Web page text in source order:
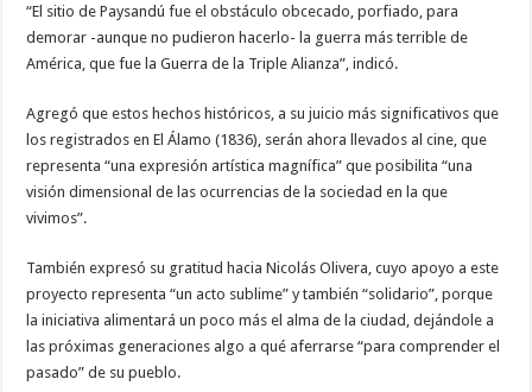
“El sitio de Paysandú fue el obstáculo obcecado, porfiado, para
demorar -aunque no pudieron hacerlo- la guerra más terrible de
América, que fue la Guerra de la Triple Alianza”, indicó.
Agregó que estos hechos históricos, a su juicio más significativos que
los registrados en El Álamo (1836), serán ahora llevados al cine, que
representa “una expresión artística magnífica” que posibilita “una
visión dimensional de las ocurrencias de la sociedad en la que
vivimos”.
También expresó su gratitud hacia Nicolás Olivera, cuyo apoyo a este
proyecto representa “un acto sublime” y también “solidario”, porque
la iniciativa alimentará un poco más el alma de la ciudad, dejándole a
las próximas generaciones algo a qué aferrarse “para comprender el
pasado” de su pueblo.